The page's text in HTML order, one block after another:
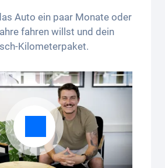
Auto ein paar Monate oder
fahren willst und dein
Kilometerpaket.